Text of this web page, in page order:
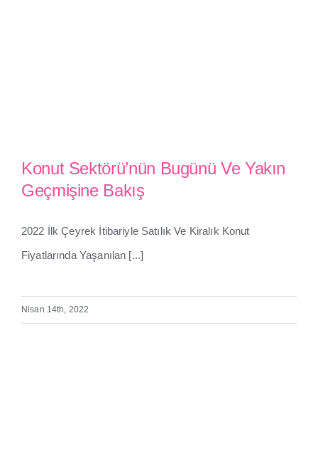
Konut Sektörü’nün Bugünü Ve
Yakın Geçmişine Bakış
Konut Sektörü’nün Bugünü Ve Yakın
Geçmişine Bakış
2022 İlk Çeyrek İtibariyle Satılık Ve Kiralık Konut
Fiyatlarında Yaşanılan [...]
Nisan 14th, 2022